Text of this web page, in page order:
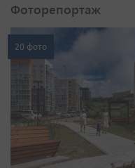
Фоторепортаж
20 фото